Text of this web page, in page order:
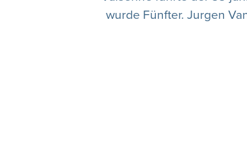
wurde Fünfter. Jurgen